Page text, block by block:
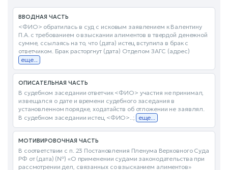
ВВОДНАЯ ЧАСТЬ
<ФИО> обратилась в суд с исковым заявлением к Валентину
П.А. с требованием о взыскании алиментов в твердой денежной
сумме, ссылаясь на то, что (дата) истец вступила в брак с
ответчиком. Брак расторгнут (дата) Отделом ЗАГС (адрес)
еще...
ОПИСАТЕЛЬНАЯ ЧАСТЬ
В судебном заседании ответчик <ФИО> участия не принимал,
извещался о дате и времени судебного заседания в
установленном порядке, ходатайств об отложении не заявлял.
В судебном заседании истец <ФИО>..; еще...
МОТИВИРОВОЧНАЯ ЧАСТЬ
В соответствии с п. 23 Постановления Пленума Верховного Суда
РФ от (дата) (№) «О применении судами законодательства при
рассмотрении дел, связанных со взысканием алиментов»